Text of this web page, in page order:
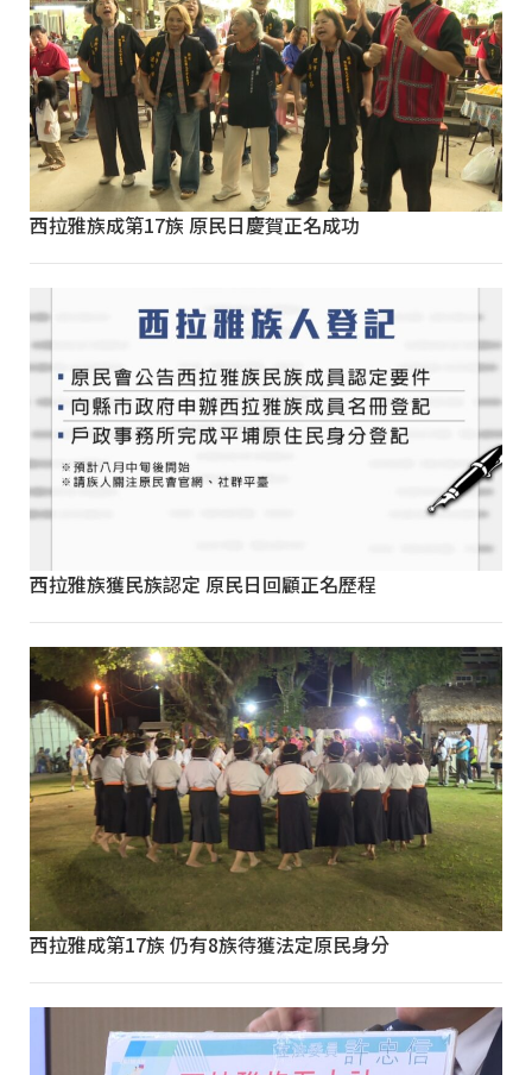
西拉雅族成第17族 原民日慶賀正名成功
西拉雅族獲民族認定 原民日回顧正名歷程
西拉雅成第17族 仍有8族待獲法定原民身分